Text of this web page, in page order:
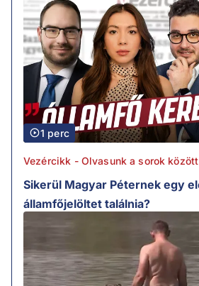
1 perc
Vezércikk - Olvasunk a sorok között
Sikerül Magyar Péternek egy
államfőjelöltet találnia?